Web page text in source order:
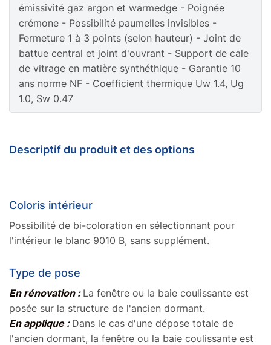
émissivité gaz argon et warmedge - Poignée
crémone - Possibilité paumelles invisibles -
Fermeture 1 à 3 points (selon hauteur) - Joint de
battue central et joint d'ouvrant - Support de cale
de vitrage en matière synthéthique - Garantie 10
ans norme NF - Coefficient thermique Uw 1.4, Ug
1.0, Sw 0.47
Descriptif du produit et des options
Coloris intérieur
Possibilité de bi-coloration en sélectionnant pour
l'intérieur le blanc 9010 B, sans supplément.
Type de pose
En rénovation : La fenêtre ou la baie coulissante est
posée sur la structure de l'ancien dormant.
En applique : Dans le cas d'une dépose totale de
l'ancien dormant, la fenêtre ou la baie coulissante est
Gris Clair 7035 FT +10% Brun Sepia 8014+10%
Soubasement vitré
+80€/m²